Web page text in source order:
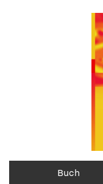
Buch